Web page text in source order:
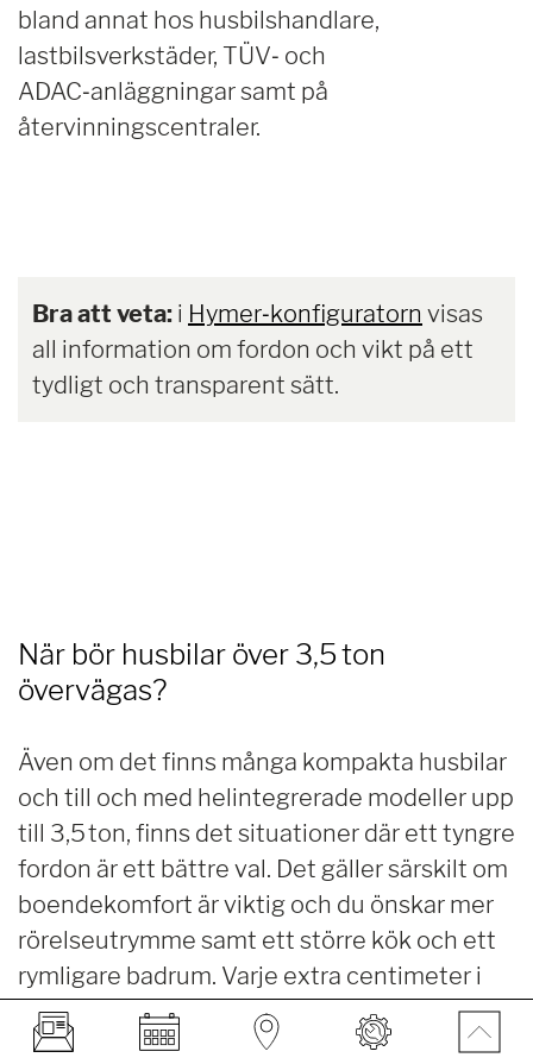
bland annat hos husbilshandlare,
lastbilsverkstäder, TÜV‑ och
ADAC‑anläggningar samt på
återvinningscentraler.
Bra att veta: i Hymer‑konfiguratorn visas
all information om fordon och vikt på ett
tydligt och transparent sätt.
När bör husbilar över 3,5 ton
övervägas?
Även om det finns många kompakta husbilar
och till och med helintegrerade modeller upp
till 3,5 ton, finns det situationer där ett tyngre
fordon är ett bättre val. Det gäller särskilt om
boendekomfort är viktig och du önskar mer
rörelseutrymme samt ett större kök och ett
rymligare badrum. Varje extra centimeter i
längd innebär dessutom ökad vikt.